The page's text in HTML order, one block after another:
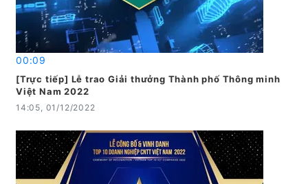
00:09
[Trực tiếp] Lễ trao Giải thưởng Thành phố Thông minh
Việt Nam 2022
14:05, 01/12/2022